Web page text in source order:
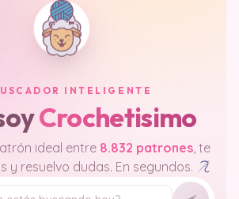
INTELIGENTE
Crochetisimo
ideal entre 8.832 patrones, te
y resuelvo dudas. En segundos.